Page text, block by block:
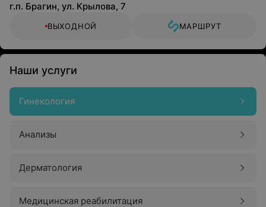
г.п. Брагин, ул. Крылова, 7
ВЫХОДНОЙ МАРШРУТ
Наши услуги
Гинекология
Анализы
Дерматология
Медицинская реабилитация